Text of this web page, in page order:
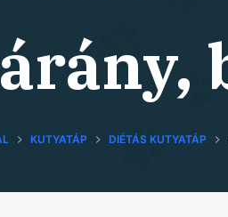
KUTYATÁP DIÉTÁS KUTYATÁP